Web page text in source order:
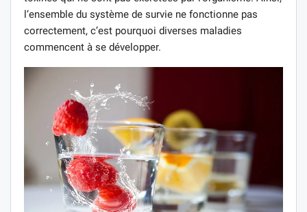
l’ensemble du système de survie ne fonctionne pas
correctement, c’est pourquoi diverses maladies
commencent à se développer.